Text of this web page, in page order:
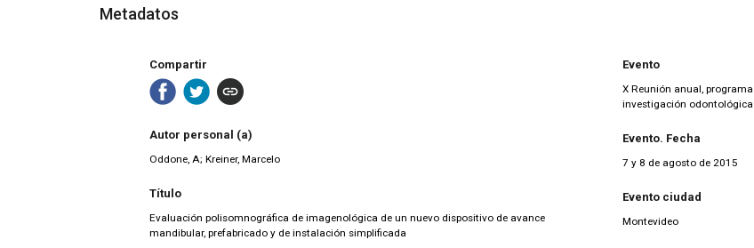
Metadatos
Compartir
Autor personal (a)
Oddone, A; Kreiner, Marcelo
Título
Evaluación polisomnográfica de imagenológica de un nuevo dispositivo de avance
mandibular, prefabricado y de instalación simplificada
Evento
X Reunión anual,
investigación
Evento. Fecha
7 y 8 de agosto de 2015
Evento ciudad
Montevideo